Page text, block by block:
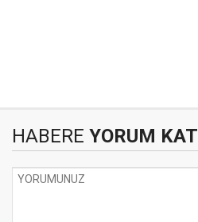
HABERE YORUM KAT